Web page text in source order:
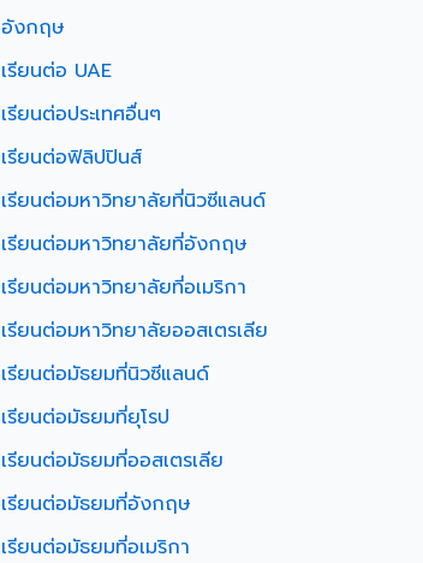
อังกฤษ
เรียนต่อ UAE
เรียนต่อประเทศอื่นๆ
เรียนต่อฟิลิปปินส์
เรียนต่อมหาวิทยาลัยที่นิวซีแลนด์
เรียนต่อมหาวิทยาลัยที่อังกฤษ
เรียนต่อมหาวิทยาลัยที่อเมริกา
เรียนต่อมหาวิทยาลัยออสเตรเลีย
เรียนต่อมัธยมที่นิวซีแลนด์
เรียนต่อมัธยมที่ยุโรป
เรียนต่อมัธยมที่ออสเตรเลีย
เรียนต่อมัธยมที่อังกฤษ
เรียนต่อมัธยมที่อเมริกา